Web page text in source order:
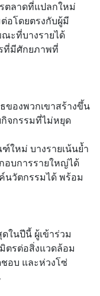
ตลาดที่แปลกใหม่
อโดยตรงกับผู้มี
ะที่บางรายได้
ที่มีศักยภาพที่
ของพวกเขาสร้างขึ้น
กิจกรรมที่ไม่หยุด
ใหม่ บางรายเน้นย้ำ
อบการรายใหญ่ได้
นวัตกรรมได้ พร้อม
ในปีนี้ ผู้เข้าร่วม
ตรต่อสิ่งแวดล้อม
อบ และห่วงโซ่